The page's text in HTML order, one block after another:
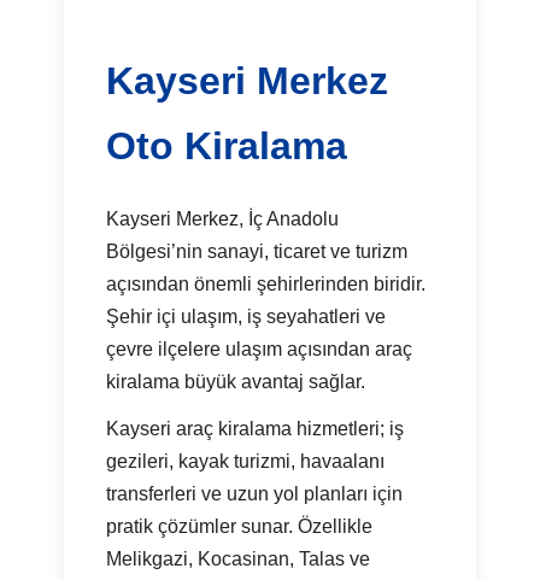
Kayseri Merkez
Oto Kiralama
Kayseri Merkez, İç Anadolu
Bölgesi’nin sanayi, ticaret ve turizm
açısından önemli şehirlerinden biridir.
Şehir içi ulaşım, iş seyahatleri ve
çevre ilçelere ulaşım açısından araç
kiralama büyük avantaj sağlar.
Kayseri araç kiralama hizmetleri; iş
gezileri, kayak turizmi, havaalanı
transferleri ve uzun yol planları için
pratik çözümler sunar. Özellikle
Melikgazi, Kocasinan, Talas ve